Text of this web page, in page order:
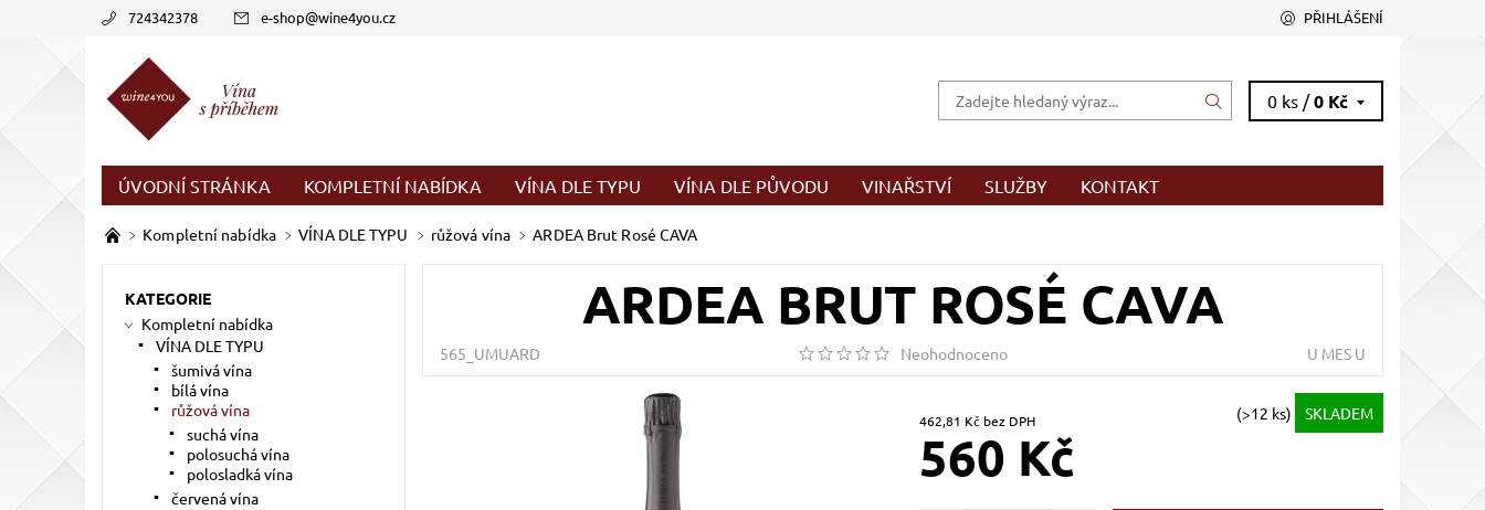
724342378 e-shop@wine4you.cz PŘIHLÁŠENÍ
0 ks /0 Kč
ÚVODNÍ STRÁNKA KOMPLETNÍ NABÍDKA VÍNA DLE TYPU VÍNA DLE PŮVODU VINAŘSTVÍ SLUŽBY KONTAKT
Kompletní nabídka VÍNA DLE TYPU růžová vína ARDEA Brut Rosé CAVA
ARDEA BRUT ROSÉ CAVA
565_UMUARD Neohodnoceno U MES U
462,81 Kč bez DPH (>12 ks) SKLADEM
560 Kč
KATEGORIE
Kompletní nabídka
VÍNA DLE TYPU
šumivá vína
bílá vína
růžová vína
suchá vína
polosuchá vína
polosladká vína
červená vína